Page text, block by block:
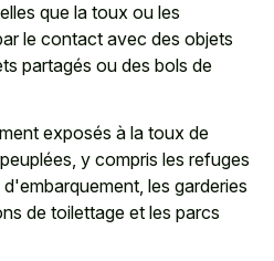
que la toux ou les
le contact avec des objets
partagés ou des bols de
exposés à la toux de
y compris les refuges
les garderies
de toilettage et les parcs